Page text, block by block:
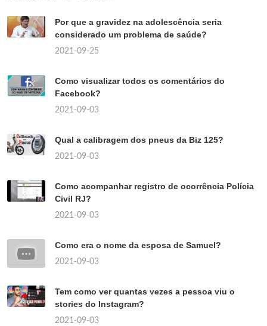
Por que a gravidez na adolescência seria
considerado um problema de saúde?
2021-09-25
Como visualizar todos os comentários do
Facebook?
2021-09-03
Qual a calibragem dos pneus da Biz 125?
2021-09-03
Como acompanhar registro de ocorrência Polícia
Civil RJ?
2021-09-03
Como era o nome da esposa de Samuel?
2021-09-03
Tem como ver quantas vezes a pessoa viu o
stories do Instagram?
2021-09-03